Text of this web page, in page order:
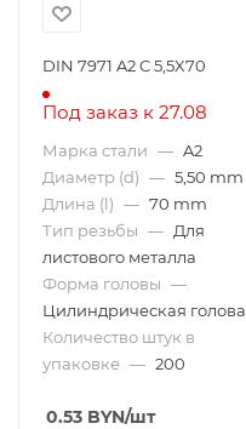
DIN 7971 A2 C 5,5X70
Под заказ к 27.08
Марка стали — A2
Диаметр (d) — 5,50 mm
Длина (l) — 70 mm
Тип резьбы — Для
листового металла
Форма головы —
Цилиндрическая голова
Количество штук в
упаковке — 200
0.53 BYN/шт